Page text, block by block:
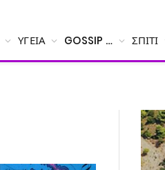
ΥΓΕΊΑ GOSSIP … ΣΠΊΤΙ